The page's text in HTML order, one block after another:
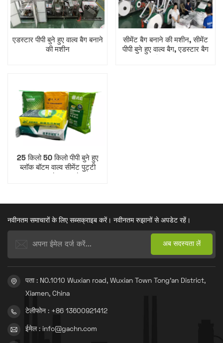
एडस्टार पीपी बुने हुए वाल्व बैग बनाने
की मशीन
सीमेंट बैग बनाने की मशीन, सीमेंट
पीपी बुने हुए वाल्व बैग, एडस्टार बैग
25 किलो 50 किलो पीपी बुने हुए
ब्लॉक बॉटम वाल्व सीमेंट पुट्टी
नवीनतम समाचारों के लिए सब्सक्राइब करें। नवीनतम रुझानों से अपडेट रहें।
पता : NO.1010 Wuxian road, Wuxian Town Tong'an District,
Xiamen, China
टेलीफोन : +86 13600921412
ईमेल : info@gachn.com